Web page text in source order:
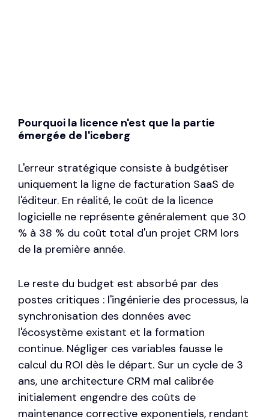
Pourquoi la licence n'est que la partie
émergée de l'iceberg
L'erreur stratégique consiste à budgétiser
uniquement la ligne de facturation SaaS de
l'éditeur. En réalité, le coût de la licence
logicielle ne représente généralement que 30
% à 38 % du coût total d'un projet CRM lors
de la première année.
Le reste du budget est absorbé par des
postes critiques : l'ingénierie des processus, la
synchronisation des données avec
l'écosystème existant et la formation
continue. Négliger ces variables fausse le
calcul du ROI dès le départ. Sur un cycle de 3
ans, une architecture CRM mal calibrée
initialement engendre des coûts de
maintenance corrective exponentiels, rendant